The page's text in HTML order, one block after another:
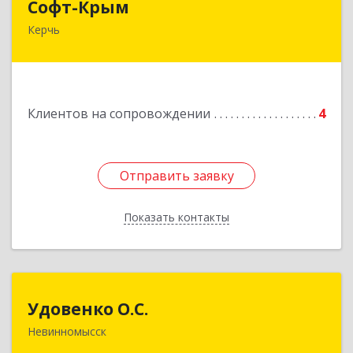
Софт-Крым
Керчь
Клиентов на сопровождении 4
Отправить заявку
Показать контакты
Республика Калмыкия, г. Элиста, ул. Губаревича,
Отправить заявку
Назад
Удовенко О.С.
Невинномысск
357 100, г.Невинномысск, ул.Революцеонная,